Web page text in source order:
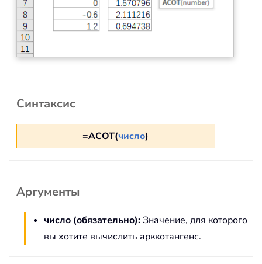
Синтаксис
=ACOT(число)
Аргументы
число (обязательно):Значение, для которого
вы хотите вычислить арккотангенс.